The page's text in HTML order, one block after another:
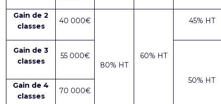
Gain de 2
classes
40 000€
80% HT
60% HT
45% HT
Gain de 3
classes
55 000€
50% HT
Gain de 4
classes
70 000€